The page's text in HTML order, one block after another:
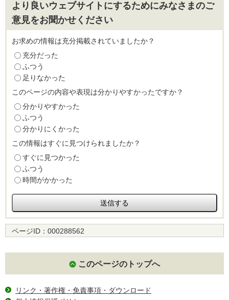
より良いウェブサイトにするためにみなさまのご
意見をお聞かせください
お求めの情報は充分掲載されていましたか？
充分だった
ふつう
足りなかった
このページの内容や表現は分かりやすかったですか？
分かりやすかった
ふつう
分かりにくかった
この情報はすぐに見つけられましたか？
すぐに見つかった
ふつう
時間がかかった
ページID： 000288562
このページのトップへ
リンク・著作権・免責事項・ダウンロード